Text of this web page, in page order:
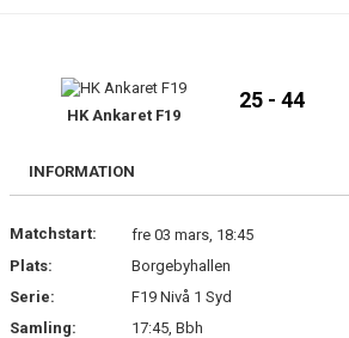
BILDGALLERI
DOKUMENT
HK Ankaret F19
25 - 44
INFORMATION
Matchstart:
fre 03 mars, 18:45
Plats:
Borgebyhallen
Serie:
F19 Nivå 1 Syd
Samling:
17:45, Bbh